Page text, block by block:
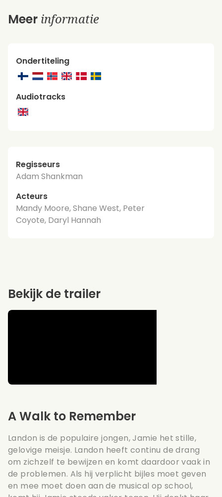
Meer informatie
Ondertiteling
Audiotracks
Regisseurs
Adam Shankman
Acteurs
Mandy Moore, Shane West, Peter
Coyote, Daryl Hannah
A Walk to Remember
Landon is de populaire jongen, Jamie het stille,
gelovige meisje. Landon heeft continu de drang
om zichzelf te bewijzen en komt daardoor vaak in
de problemen. Als hij verplicht bijles moet geven
en mee moet doen aan de musical op school,
Bekijk de trailer